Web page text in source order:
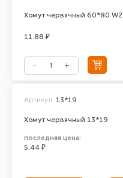
Хомут червячный 60*80 W2
11.88 ₽
Хомут червячный 13*19
Артикул: 13*19
последняя цена:
5.44 ₽